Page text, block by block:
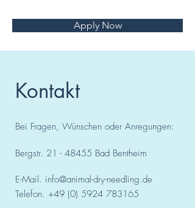
Apply Now
Kontakt
Bei Fragen, Wünschen oder Anregungen:
Bergstr. 21 - 48455 Bad Bentheim
E-Mail. info@animal-dry-needling.de
Telefon. +49 (0) 5924 783165